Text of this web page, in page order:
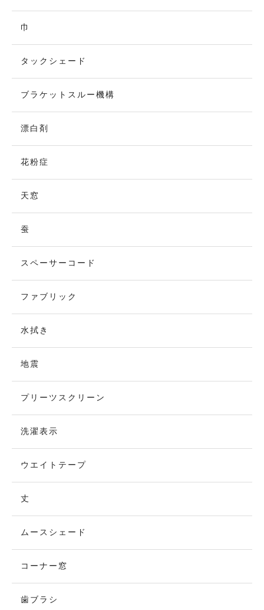
巾
タックシェード
ブラケットスルー機構
漂白剤
花粉症
天窓
蚕
スペーサーコード
ファブリック
水拭き
地震
プリーツスクリーン
洗濯表示
ウエイトテープ
丈
ムースシェード
コーナー窓
歯ブラシ